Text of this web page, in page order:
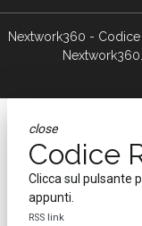
Nextwork360 -
Nextwork360.
close
Codice
Clicca sul pulsante
appunti.
RSS link